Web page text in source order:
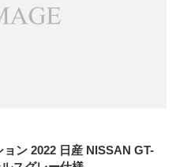
ン 2022 日産 NISSAN GT-